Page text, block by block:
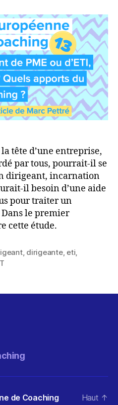
dirigeant
de
PME
ou
d’ETI,
mythe
ou
réalité ?
Quels
apports
tête d’une entreprise,
par tous, pourrait-il se
dirigeant, incarnation
il besoin d’une aide
pour traiter un
le premier
cette étude.
, dirigeante, eti,
de Coaching Haut ↑